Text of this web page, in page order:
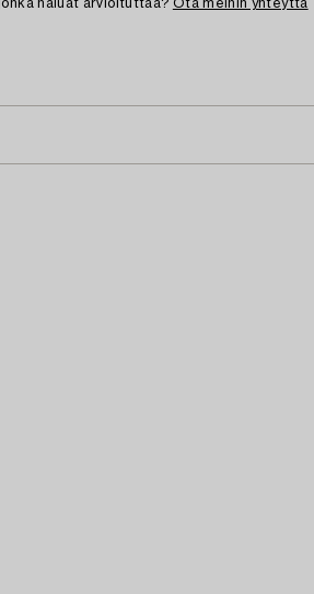
haluat arvioituttaa? Ota meihin yhteyttä